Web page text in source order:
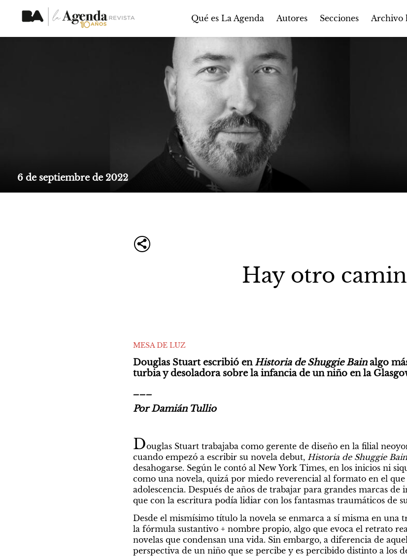
Qué es La Agenda Autores Secciones Archivo
6 de septiembre de 2022
Hay otro
MESA DE LUZ
Douglas Stuart escribió en Historia de Shuggie Bain algo
turbia y desoladora sobre la infancia de un niño en la
Por Damián Tullio
Douglas Stuart trabajaba como gerente de diseño en la filial
cuando empezó a escribir su novela debut, Historia de Shuggie
desahogarse. Según le contó al New York Times, en los inicios ni
como una novela, quizá por miedo reverencial al formato en el
adolescencia. Después de años de trabajar para grandes marcas
que con la escritura podía lidiar con los fantasmas traumáticos de
Desde el mismísimo título la novela se enmarca a sí misma en una
la fórmula sustantivo + nombre propio, algo que evoca el retrato
novelas que condensan una vida. Sin embargo, a diferencia de
perspectiva de un niño que se percibe y es percibido distinto a los